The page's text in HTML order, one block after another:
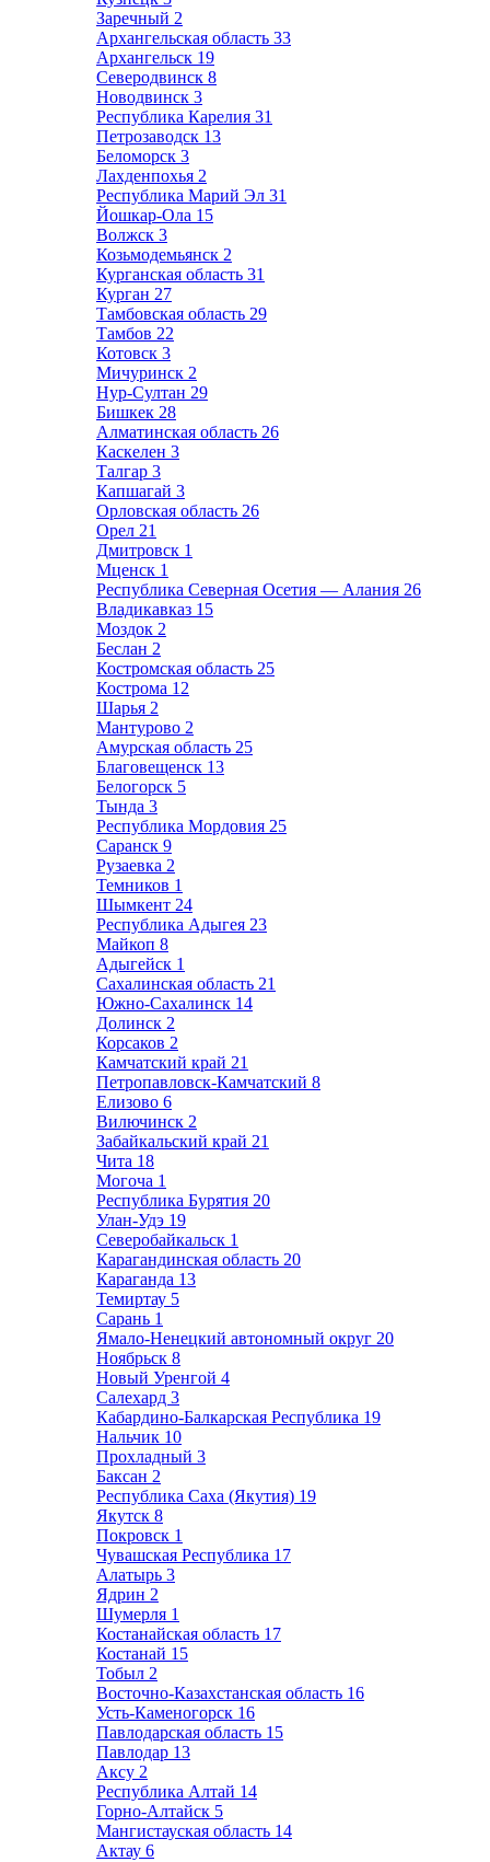
Заречный 2
Архангельская область 33
Архангельск 19
Северодвинск 8
Новодвинск 3
Республика Карелия 31
Петрозаводск 13
Беломорск 3
Лахденпохья 2
Республика Марий Эл 31
Йошкар-Ола 15
Волжск 3
Козьмодемьянск 2
Курганская область 31
Курган 27
Тамбовская область 29
Тамбов 22
Котовск 3
Мичуринск 2
Нур-Султан 29
Бишкек 28
Алматинская область 26
Каскелен 3
Талгар 3
Капшагай 3
Орловская область 26
Орел 21
Дмитровск 1
Мценск 1
Республика Северная Осетия — Алания 26
Владикавказ 15
Моздок 2
Беслан 2
Костромская область 25
Кострома 12
Шарья 2
Мантурово 2
Амурская область 25
Благовещенск 13
Белогорск 5
Тында 3
Республика Мордовия 25
Саранск 9
Рузаевка 2
Темников 1
Шымкент 24
Республика Адыгея 23
Майкоп 8
Адыгейск 1
Сахалинская область 21
Южно-Сахалинск 14
Долинск 2
Корсаков 2
Камчатский край 21
Петропавловск-Камчатский 8
Елизово 6
Вилючинск 2
Забайкальский край 21
Чита 18
Могоча 1
Республика Бурятия 20
Улан-Удэ 19
Северобайкальск 1
Карагандинская область 20
Караганда 13
Темиртау 5
Сарань 1
Ямало-Ненецкий автономный округ 20
Ноябрьск 8
Новый Уренгой 4
Салехард 3
Кабардино-Балкарская Республика 19
Нальчик 10
Прохладный 3
Баксан 2
Республика Саха (Якутия) 19
Якутск 8
Покровск 1
Чувашская Республика 17
Алатырь 3
Ядрин 2
Шумерля 1
Костанайская область 17
Костанай 15
Тобыл 2
Восточно-Казахстанская область 16
Усть-Каменогорск 16
Павлодарская область 15
Павлодар 13
Аксу 2
Республика Алтай 14
Горно-Алтайск 5
Мангистауская область 14
Актау 6